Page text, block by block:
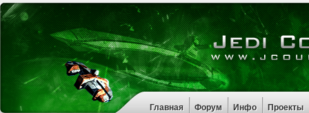
Главная Форум Инфо Проекты